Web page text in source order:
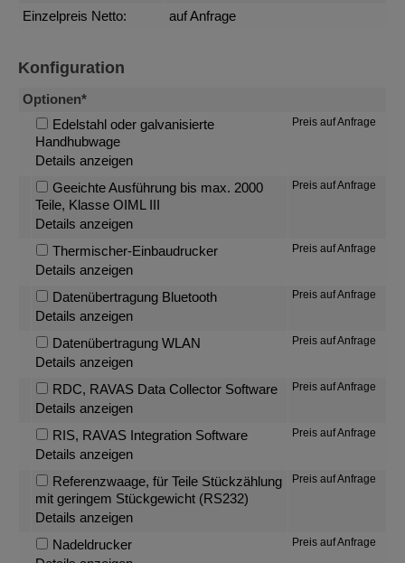
Einzelpreis Netto:
auf Anfrage
Konfiguration
Optionen*
Edelstahl oder galvanisierte
Handhubwage
Details anzeigen
Preis auf Anfrage
Geeichte Ausführung bis max. 2000
Teile, Klasse OIML III
Details anzeigen
Preis auf Anfrage
Thermischer-Einbaudrucker
Details anzeigen
Preis auf Anfrage
Datenübertragung Bluetooth
Details anzeigen
Preis auf Anfrage
Datenübertragung WLAN
Details anzeigen
Preis auf Anfrage
RDC, RAVAS Data Collector Software
Details anzeigen
Preis auf Anfrage
RIS, RAVAS Integration Software
Details anzeigen
Preis auf Anfrage
Referenzwaage, für Teile Stückzählung
mit geringem Stückgewicht (RS232)
Details anzeigen
Preis auf Anfrage
Nadeldrucker
Preis auf Anfrage